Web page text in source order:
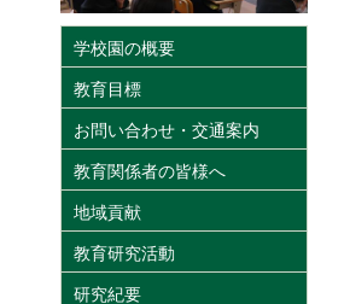
学校園の概要
教育目標
お問い合わせ・交通案内
教育関係者の皆様へ
地域貢献
教育研究活動
研究紀要